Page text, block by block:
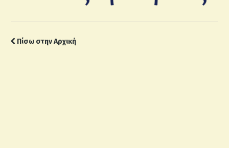
Πίσω στην Αρχική